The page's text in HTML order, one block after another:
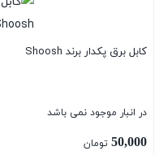
کابل برق پکدار برند Shoosh
در انبار موجود نمی باشد
50,000 تومان